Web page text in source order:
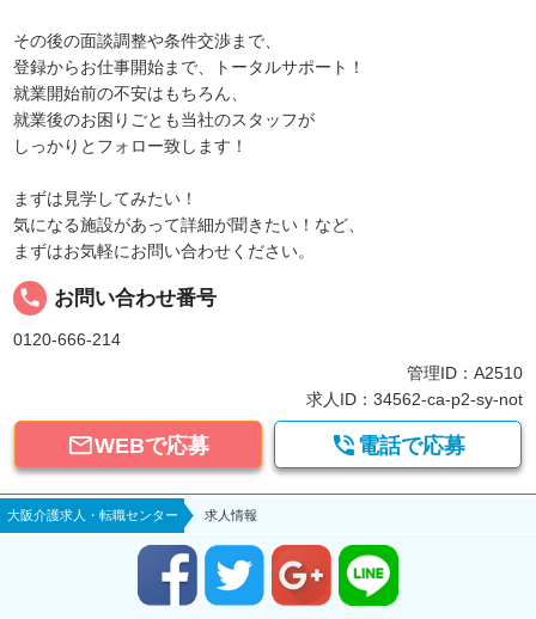
その後の面談調整や条件交渉まで、
登録からお仕事開始まで、トータルサポート！
就業開始前の不安はもちろん、
就業後のお困りごとも当社のスタッフが
しっかりとフォロー致します！
まずは見学してみたい！
気になる施設があって詳細が聞きたい！など、
まずはお気軽にお問い合わせください。
local_phone お問い合わせ番号
0120-666-214
管理ID：A2510
求人ID：34562-ca-p2-sy-not
WEBで応募  電話で応募
大阪介護求人・転職センター 求人情報